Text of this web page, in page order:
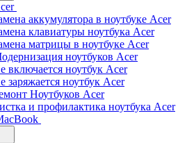
аккумулятора в ноутбуке Acer
клавиатуры ноутбука Acer
матрицы в ноутбуке Acer
ноутбуков Acer
включается ноутбук Acer
заряжается ноутбук Acer
Ноутбуков Acer
и профилактика ноутбука Acer